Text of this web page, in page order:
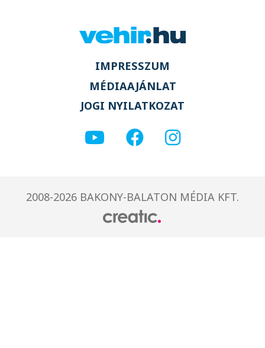
IMPRESSZUM
MÉDIAAJÁNLAT
JOGI NYILATKOZAT
2008-2026 BAKONY-BALATON MÉDIA KFT.